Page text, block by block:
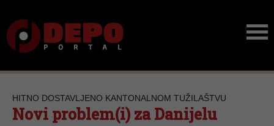
HITNO DOSTAVLJENO KANTONALNOM TUŽILAŠTVU
Novi problem(i) za Danijelu